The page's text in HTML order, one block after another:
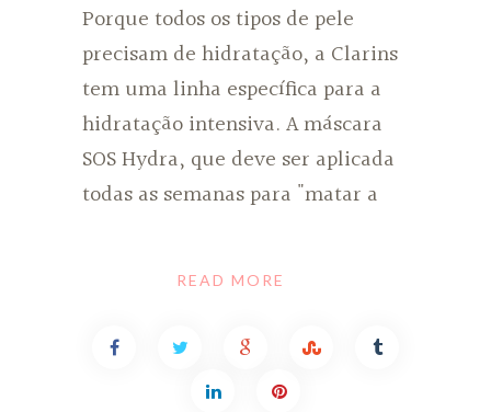
Porque todos os tipos de pele
precisam de hidratação, a Clarins
tem uma linha específica para a
hidratação intensiva. A máscara
SOS Hydra, que deve ser aplicada
todas as semanas para "matar a
READ MORE